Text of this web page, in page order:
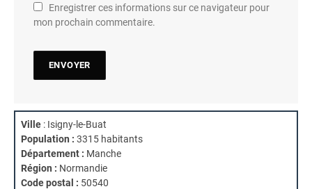
Enregistrer ces informations sur ce navigateur pour
mon prochain commentaire.
Ville : Isigny-le-Buat
Population : 3315 habitants
Département : Manche
Région : Normandie
Code postal : 50540